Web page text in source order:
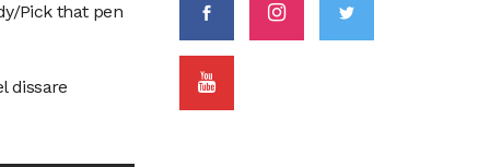
Pick that pen
dissare